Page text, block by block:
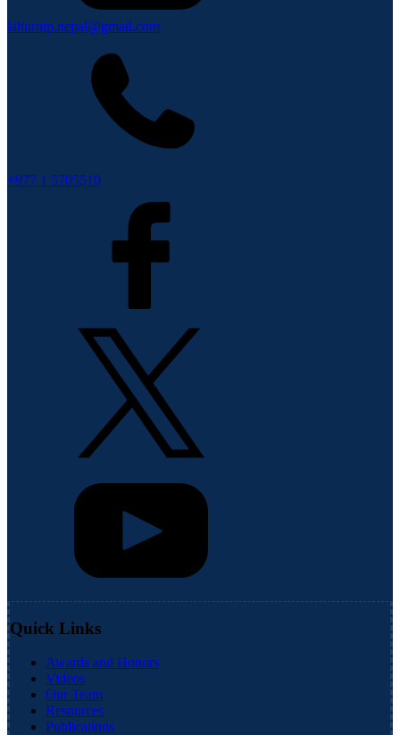
lahurnip.nepal@gmail.com
+977 1 5705510
Quick Links
Awards and Honors
Videos
Our Team
Resources
Publications